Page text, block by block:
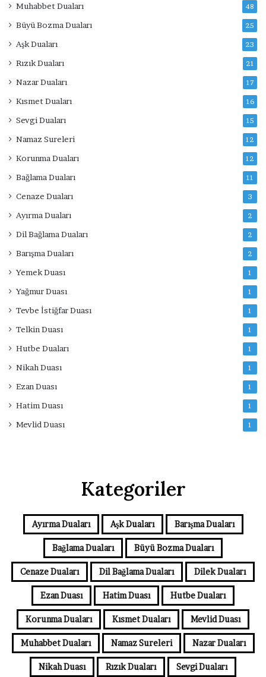
Muhabbet Duaları 48
Büyü Bozma Duaları 25
Aşk Duaları 23
Rızık Duaları 21
Nazar Duaları 17
Kısmet Duaları 16
Sevgi Duaları 15
Namaz Sureleri 12
Korunma Duaları 12
Bağlama Duaları 11
Cenaze Duaları 3
Ayırma Duaları 2
Dil Bağlama Duaları 2
Barışma Duaları 2
Yemek Duası 1
Yağmur Duası 1
Tevbe İstiğfar Duası 1
Telkin Duası 1
Hutbe Duaları 1
Nikah Duası 1
Ezan Duası 1
Hatim Duası 1
Mevlid Duası 1
Kategoriler
Ayırma Duaları Aşk Duaları Barışma Duaları
Bağlama Duaları Büyü Bozma Duaları
Cenaze Duaları Dil Bağlama Duaları Dilek Duaları
Ezan Duası Hatim Duası Hutbe Duaları
Korunma Duaları Kısmet Duaları Mevlid Duası
Muhabbet Duaları Namaz Sureleri Nazar Duaları
Nikah Duası Rızık Duaları Sevgi Duaları